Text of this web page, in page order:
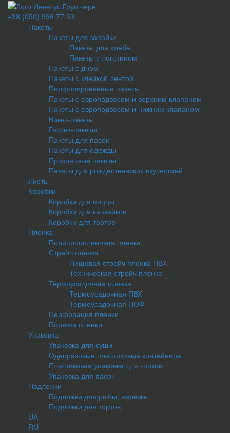
+38 (050) 596 77 53
Пакеты
Пакеты для запайки
Пакеты для хлеба
Пакеты с логотипом
Пакеты с дном
Пакеты с клейкой лентой
Перфорированные пакеты
Пакеты с европодвесом и верхним клапаном
Пакеты с европодвесом и нижним клапаном
Викет-пакеты
Гассет-пакеты
Пакеты для пасок
Пакеты для одежды
Прозрачные пакеты
Пакеты для рождественских вкусностей
Листы
Коробки
Коробки для пиццы
Коробки для капкейков
Коробки для тортов
Пленка
Полипропиленовая пленка
Стрейч пленка
Пищевая стрейч пленка ПВХ
Техническая стрейч пленка
Термоусадочная пленка
Термоусадочная ПВХ
Термоусадочная ПОФ
Перфорация пленки
Порезка пленки
Упаковка
Упаковка для суши
Одноразовые пластиковые контейнера
Пластиковая упаковка для тортов
Упаковка для пасок
Подложки
Подложки для рыбы, нарезки
Подложки для тортов
UA
RU